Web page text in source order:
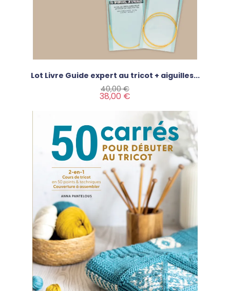
Lot Livre Guide expert au tricot + aiguilles...
40,00 €
38,00 €